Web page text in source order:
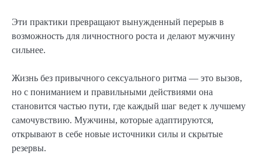
Эти практики превращают вынужденный перерыв в
возможность для личностного роста и делают мужчину
сильнее.
Жизнь без привычного сексуального ритма — это вызов,
но с пониманием и правильными действиями она
становится частью пути, где каждый шаг ведет к лучшему
самочувствию. Мужчины, которые адаптируются,
открывают в себе новые источники силы и скрытые
резервы.